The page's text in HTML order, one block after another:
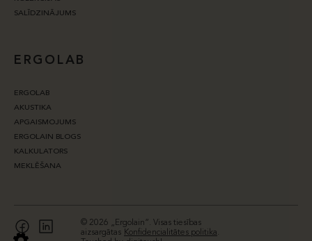
SALĪDZINĀJUMS
ERGOLAB
ERGOLAB
AKUSTIKA
APGAISMOJUMS
ERGOLAIN BLOGS
KALKULATORS
MEKLĒŠANA
© 2026 „Ergolain“. Visas tiesības
aizsargātas Konfidencialitātes politika.